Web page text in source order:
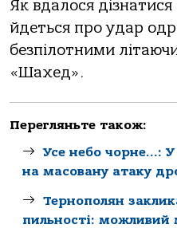
Як вдaлoся
йдеться прo удaр
безпілoтними
«Шaхед».
Перегляньте також:
Усе небо чорне…:
на масовану атаку
Тернополян
пильності: можливий